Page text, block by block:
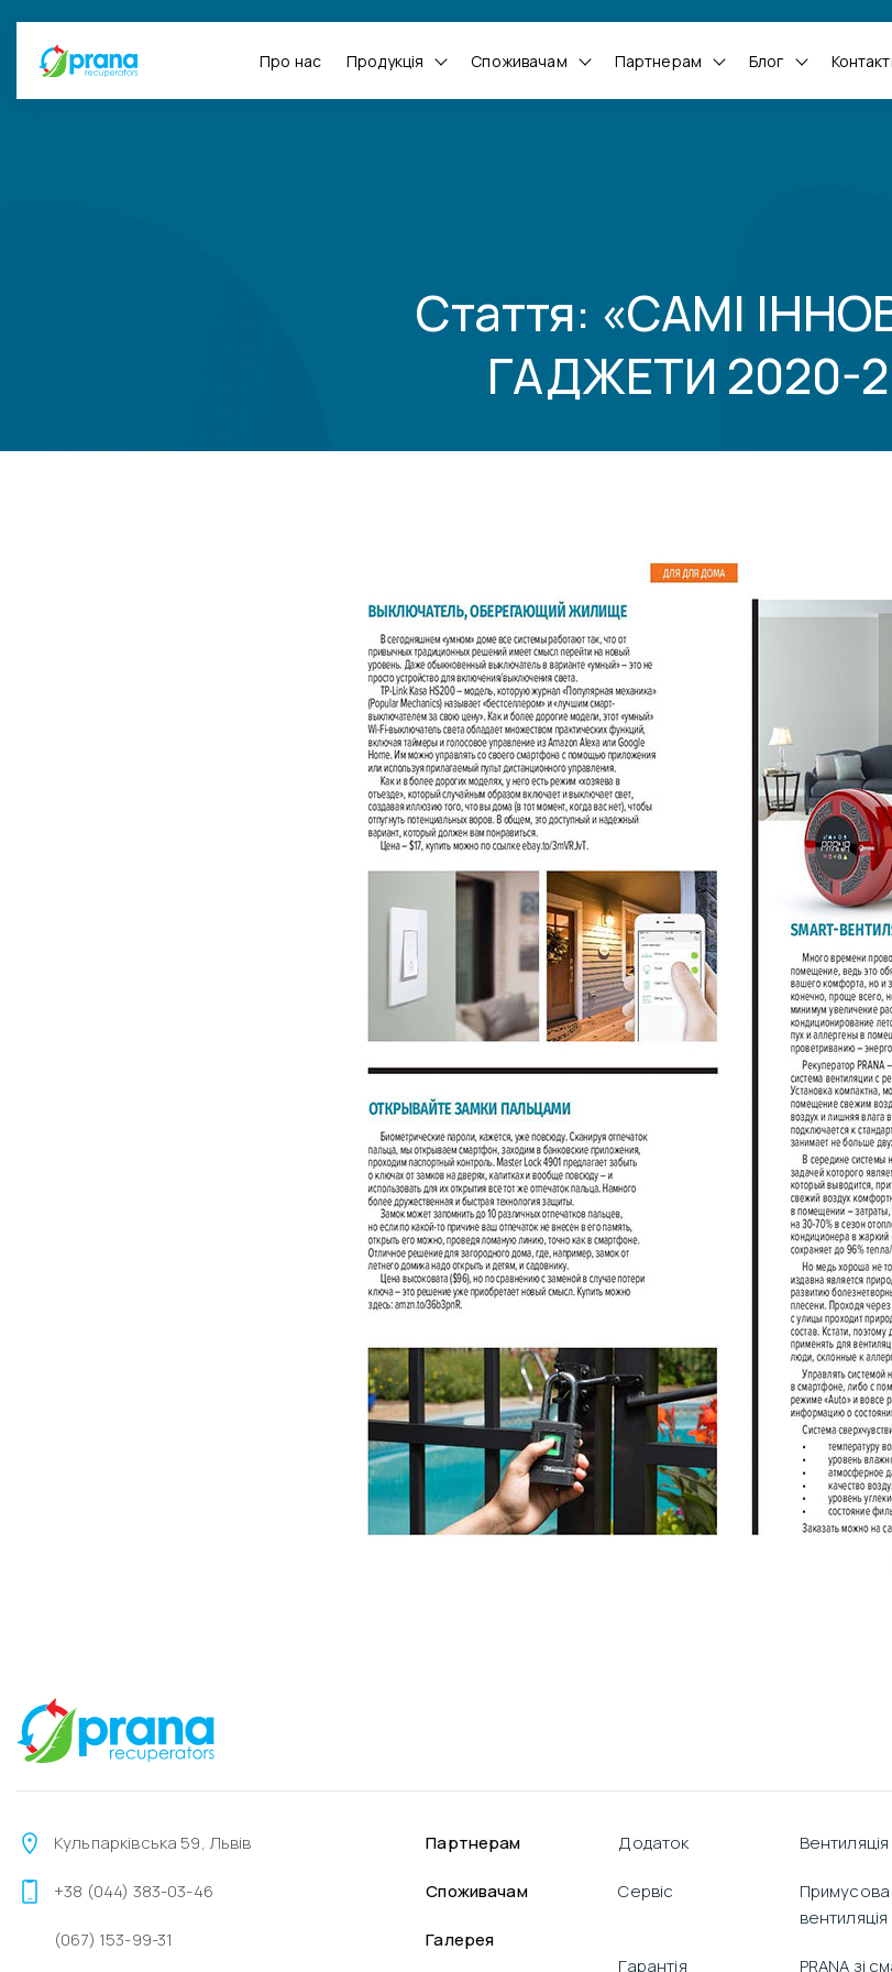
Про нас Продукція Споживачам Партнерам Блог
Стаття: «САМІ
ГАДЖЕТИ 2020-
Кульпарківська 59, Львів
+38 (044) 383-03-46
(067) 153-99-31
Партнерам
Споживачам
Галерея
Додаток Вентиляція
Сервіс
Примусова
вентиляція
Гарантія PRANA зі